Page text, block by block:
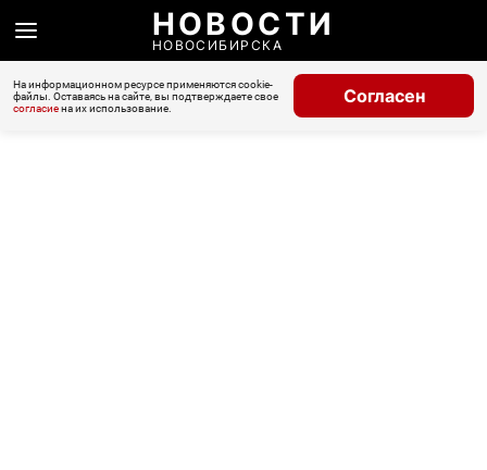
НОВОСТИ
НОВОСИБИРСКА
На информационном ресурсе применяются cookie-
файлы. Оставаясь на сайте, вы подтверждаете свое
согласиена их использование.
Согласен